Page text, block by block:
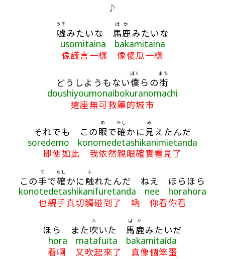
♪
嘘
うそ
みたいな 馬鹿
ばか
みたいな
usomitaina bakamitaina
像謊言一樣 像傻瓜一樣
どうしようもない僕
ぼく
らの街
まち
doushiyoumonaibokuranomachi
這座無可救藥的城市
それでも この眼
め
で確
たし
かに 見
み
えたんだ
soredemo konomedetashikanimietanda
即使如此 我依然親眼確實看見了
この手
て
で確
たし
かに触
ふ
れたんだ ねえ ほらほら
konotedetashikanifuretanda nee horahora
也親手真切觸碰到了 吶 你看你看
ほら また吹
ふ
いた 馬鹿
ばか
みたいだ
hora matafuita bakamitaida
看啊 又吹起來了 真像個笨蛋